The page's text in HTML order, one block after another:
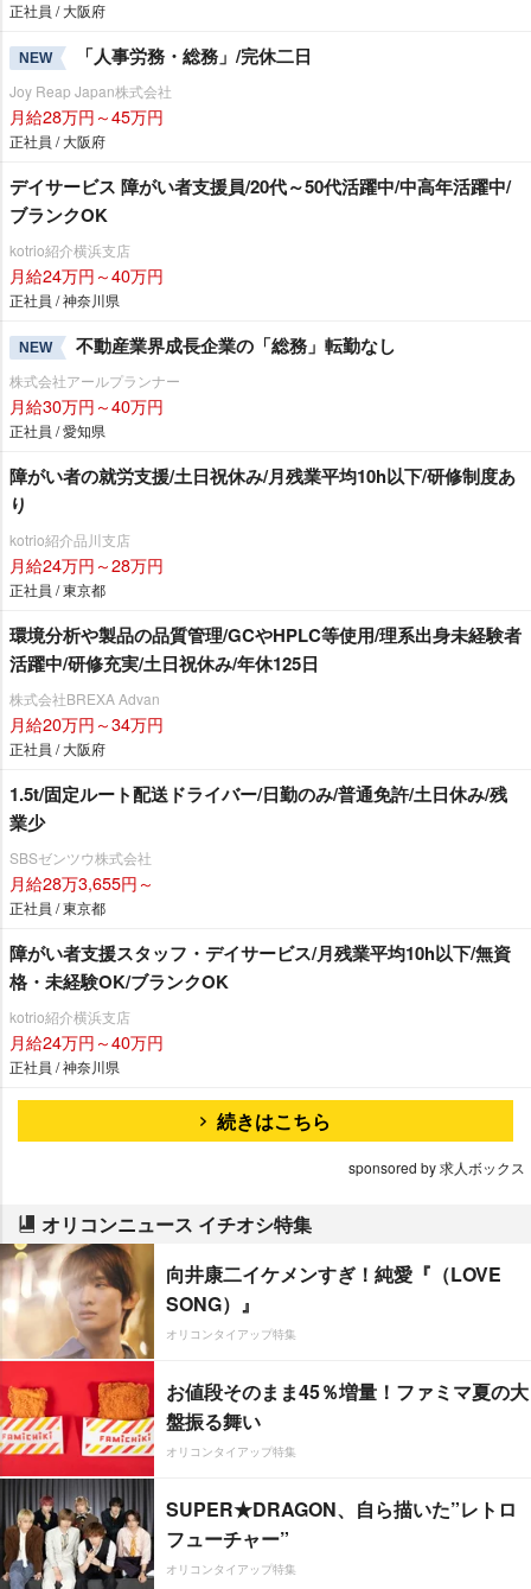
正社員 / 大阪府
NEW 「人事労務・総務」/完休二日
Joy Reap Japan株式会社
月給28万円～45万円
正社員 / 大阪府
デイサービス 障がい者支援員/20代～50代活躍中/中高年活躍中/
ブランクOK
kotrio紹介横浜支店
月給24万円～40万円
正社員 / 神奈川県
NEW 不動産業界成長企業の「総務」転勤なし
株式会社アールプランナー
月給30万円～40万円
正社員 / 愛知県
障がい者の就労支援/土日祝休み/月残業平均10h以下/研修制度あ
り
kotrio紹介品川支店
月給24万円～28万円
正社員 / 東京都
環境分析や製品の品質管理/GCやHPLC等使用/理系出身未経験者
活躍中/研修充実/土日祝休み/年休125日
株式会社BREXA Advan
月給20万円～34万円
正社員 / 大阪府
1.5t/固定ルート配送ドライバー/日勤のみ/普通免許/土日休み/残
業少
SBSゼンツウ株式会社
月給28万3,655円～
正社員 / 東京都
障がい者支援スタッフ・デイサービス/月残業平均10h以下/無資
格・未経験OK/ブランクOK
kotrio紹介横浜支店
月給24万円～40万円
正社員 / 神奈川県
続きはこちら
sponsored by 求人ボックス
オリコンニュース イチオシ特集
向井康二イケメンすぎ！純愛『（LOVE
SONG）』
オリコンタイアップ特集
お値段そのまま45％増量！ファミマ夏の大
盤振る舞い
オリコンタイアップ特集
SUPER★DRAGON、自ら描いた”レトロ
フューチャー”
オリコンタイアップ特集